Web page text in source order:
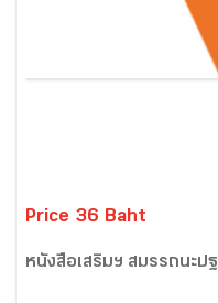
Price 36 Baht
หนังสือเสริมฯ สมรรถนะ